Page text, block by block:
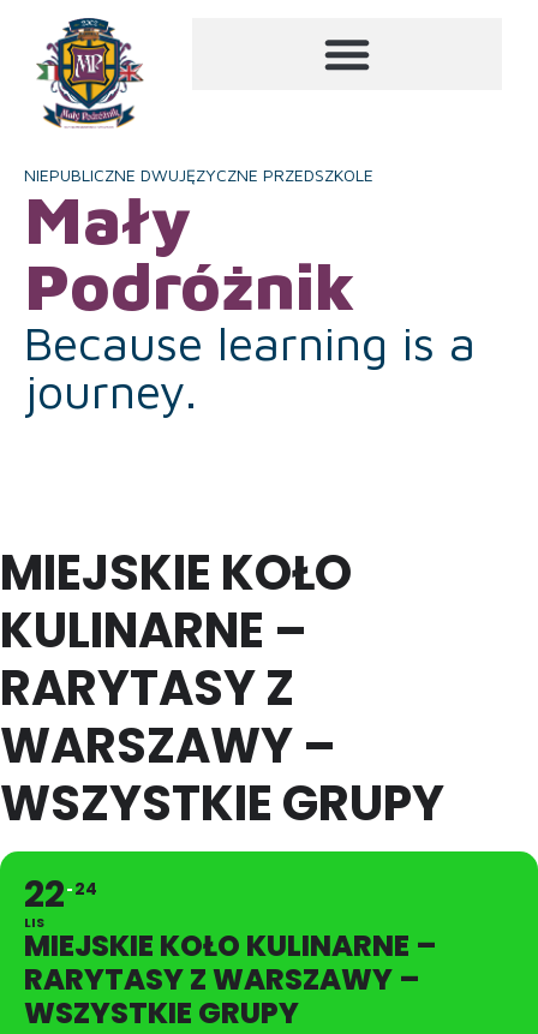
NIEPUBLICZNE DWUJĘZYCZNE PRZEDSZKOLE
Mały
Podróżnik
Because learning is a
journey.
MIEJSKIE KOŁO
KULINARNE –
RARYTASY Z
WARSZAWY –
WSZYSTKIE GRUPY
22
LIS
24
MIEJSKIE KOŁO KULINARNE –
RARYTASY Z WARSZAWY –
WSZYSTKIE GRUPY